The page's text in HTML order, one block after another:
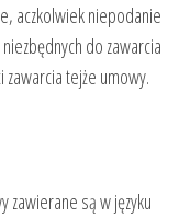
aczkolwiek niepodanie
do zawarcia
tejże umowy.
zawierane są w języku